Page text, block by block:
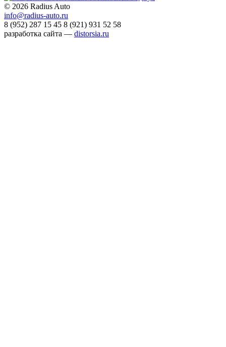
© 2026 Radius Auto
info@radius-auto.ru
8 (952) 287 15 45 8 (921) 931 52 58
разработка сайта — distorsia.ru